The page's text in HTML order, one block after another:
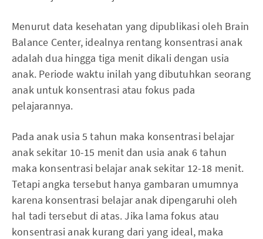
Menurut data kesehatan yang dipublikasi oleh Brain
Balance Center, idealnya rentang konsentrasi anak
adalah dua hingga tiga menit dikali dengan usia
anak. Periode waktu inilah yang dibutuhkan seorang
anak untuk konsentrasi atau fokus pada
pelajarannya.
Pada anak usia 5 tahun maka konsentrasi belajar
anak sekitar 10-15 menit dan usia anak 6 tahun
maka konsentrasi belajar anak sekitar 12-18 menit.
Tetapi angka tersebut hanya gambaran umumnya
karena konsentrasi belajar anak dipengaruhi oleh
hal tadi tersebut di atas. Jika lama fokus atau
konsentrasi anak kurang dari yang ideal, maka